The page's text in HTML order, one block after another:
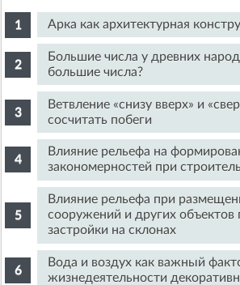
Арка как архитектурная
Большие числа у древних
большие числа?
Ветвление «снизу вверх» и
сосчитать побеги
Влияние рельефа на
закономерностей при
Влияние рельефа при
сооружений и других объектов
застройки на склонах
Вода и воздух как важный
жизнедеятельности